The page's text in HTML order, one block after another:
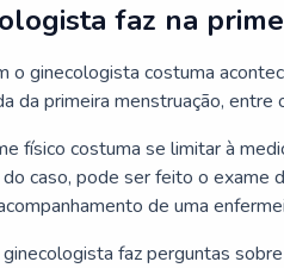
faz na
o ginecologista costuma
da primeira menstruação,
físico costuma se limitar à
caso, pode ser feito o exame
de uma
faz perguntas